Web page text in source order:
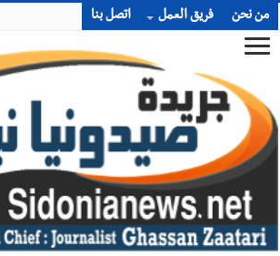
من نحن فريق العمل اتصل بنا